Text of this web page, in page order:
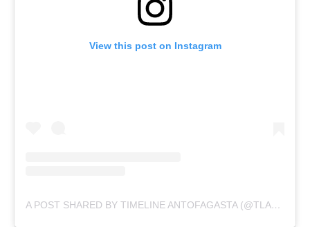
View this post on Instagram
A POST SHARED BY TIMELINE ANTOFAGASTA (@TLANTOFAGASTA)